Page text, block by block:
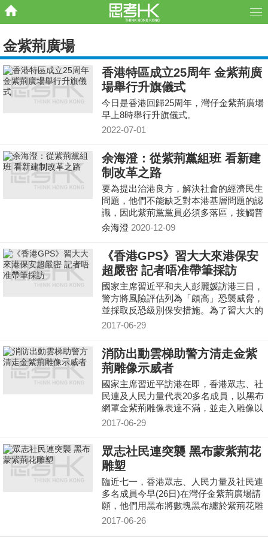
金紫荊廣場
香港特區成立25周年 金紫荊廣
場舉行升旗儀式
今日是香港回歸25周年，灣仔金紫荊廣場
早上8時舉行升旗儀式。
2022-07-01
余海澄：從紫荊黨組班 看新建
制改革之路
要為提出治港良方，解決社會的經濟民生
問題，他們不能缺乏對本港基層問題的認
識，因此紫荊黨黨員必須多落區，接觸普
羅大眾，而非在華麗的金融辦公室閉門造
余海澄 2020-12-09
《香港GPS》習大大來港保安
超嚴密 記者唔准帶筆採訪
國家主席習近平和夫人彭麗媛訪港三日，
警方將風險評估列為「頗高」恐襲威脅，
並採取反恐級別保安措施。為了習大大的
安全，就到場採訪的記者都不可以帶筆採
2017-06-29
消防出動雲梯助警方清走金紫
荊雕像示威者
國家主席習近平訪港在即，香港眾志、社
民連及人民力量代表20多名成員，以黑布
網罩金紫荊雕像表達不滿，並走入雕像以
鐵鏈綁起自己。
2017-06-29
眾志社民連突襲 黑布蒙紫荊花
雕塑
臨近七一，香港眾志、人民力量及社民連
多名成員今早(26日)在灣仔金紫荊廣場請
願，他們用黑布將數塊黑布纏於紫荊花雕
塑，表達對「一國兩制」的不滿，警方其
2017-06-26